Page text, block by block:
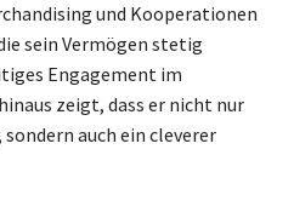
und Kooperationen
sein Vermögen stetig
Engagement im
zeigt, dass er nicht nur
auch ein cleverer